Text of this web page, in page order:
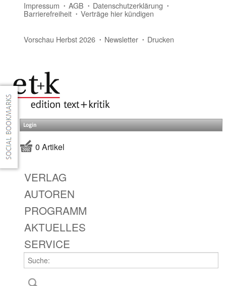
Impressum AGB Datenschutzerklärung
Barrierefreiheit Verträge hier kündigen
Vorschau Herbst 2026 Newsletter Drucken
Login
0 Artikel
VERLAG
AUTOREN
PROGRAMM
AKTUELLES
SERVICE